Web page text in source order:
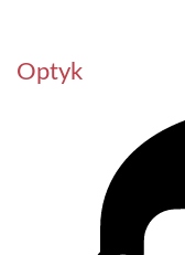
Optyk